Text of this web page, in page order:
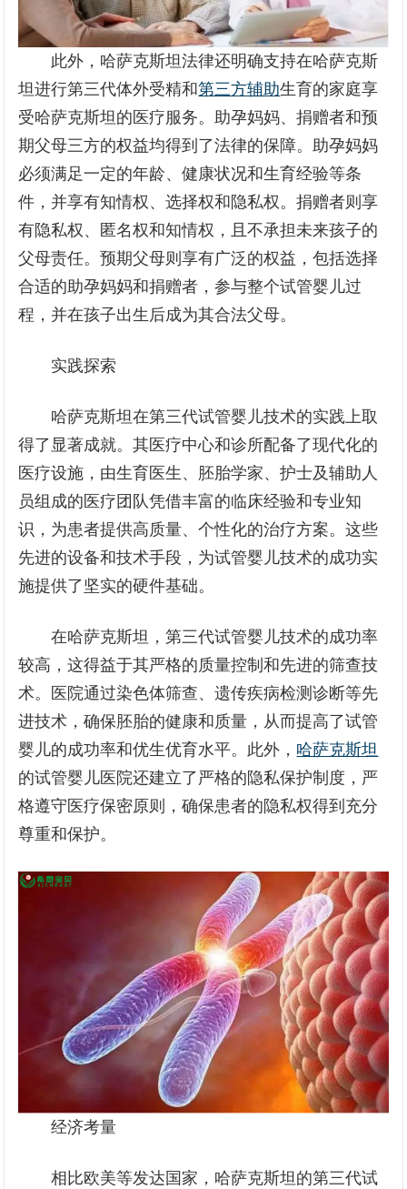
此外，哈萨克斯坦法律还明确支持在哈萨克斯
坦进行第三代体外受精和第三方辅助生育的家庭享
受哈萨克斯坦的医疗服务。助孕妈妈、捐赠者和预
期父母三方的权益均得到了法律的保障。助孕妈妈
必须满足一定的年龄、健康状况和生育经验等条
件，并享有知情权、选择权和隐私权。捐赠者则享
有隐私权、匿名权和知情权，且不承担未来孩子的
父母责任。预期父母则享有广泛的权益，包括选择
合适的助孕妈妈和捐赠者，参与整个试管婴儿过
程，并在孩子出生后成为其合法父母。
实践探索
哈萨克斯坦在第三代试管婴儿技术的实践上取
得了显著成就。其医疗中心和诊所配备了现代化的
医疗设施，由生育医生、胚胎学家、护士及辅助人
员组成的医疗团队凭借丰富的临床经验和专业知
识，为患者提供高质量、个性化的治疗方案。这些
先进的设备和技术手段，为试管婴儿技术的成功实
施提供了坚实的硬件基础。
在哈萨克斯坦，第三代试管婴儿技术的成功率
较高，这得益于其严格的质量控制和先进的筛查技
术。医院通过染色体筛查、遗传疾病检测诊断等先
进技术，确保胚胎的健康和质量，从而提高了试管
婴儿的成功率和优生优育水平。此外， 哈萨克斯坦
的试管婴儿医院还建立了严格的隐私保护制度，严
格遵守医疗保密原则，确保患者的隐私权得到充分
尊重和保护。
经济考量
相比欧美等发达国家，哈萨克斯坦的第三代试